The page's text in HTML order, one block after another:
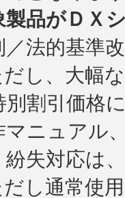
製品がＤＸ
／法的基準
し、大幅な
別割引価格
マニュアル
紛失対応は
し通常使用